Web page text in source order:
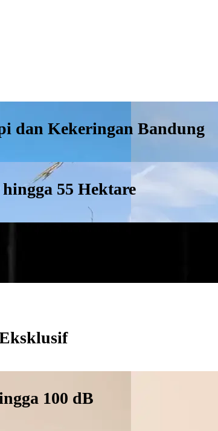
dan Kekeringan Bandung
55 Hektare
100 dB